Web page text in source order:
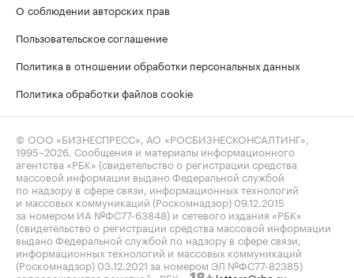
О соблюдении авторских прав
Пользовательское соглашение
Политика в отношении обработки персональных данных
Политика обработки файлов cookie
© ООО «БИЗНЕСПРЕСС», АО «РОСБИЗНЕСКОНСАЛТИНГ»,
1995–2026 . Сообщения и материалы информационного
агентства «РБК» (свидетельство о регистрации средства
массовой информации выдано Федеральной службой
по надзору в сфере связи, информационных технологий
и массовых коммуникаций (Роскомнадзор) 09.12.2015
за номером ИА №ФС77-63848) и сетевого издания «РБК»
(свидетельство о регистрации средства массовой информации
выдано Федеральной службой по надзору в сфере связи,
информационных технологий и массовых коммуникаций
(Роскомнадзор) 03.12.2021 за номером ЭЛ №ФС77-82385)